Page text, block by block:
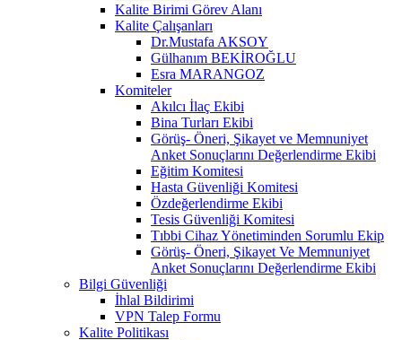
Kalite Birimi Görev Alanı
Kalite Çalışanları
Dr.Mustafa AKSOY
Gülhanım BEKİROĞLU
Esra MARANGOZ
Komiteler
Akılcı İlaç Ekibi
Bina Turları Ekibi
Görüş- Öneri, Şikayet ve Memnuniyet
Anket Sonuçlarını Değerlendirme Ekibi
Eğitim Komitesi
Hasta Güvenliği Komitesi
Özdeğerlendirme Ekibi
Tesis Güvenliği Komitesi
Tıbbi Cihaz Yönetiminden Sorumlu Ekip
Görüş- Öneri, Şikayet Ve Memnuniyet
Anket Sonuçlarını Değerlendirme Ekibi
Bilgi Güvenliği
İhlal Bildirimi
VPN Talep Formu
Kalite Politikası